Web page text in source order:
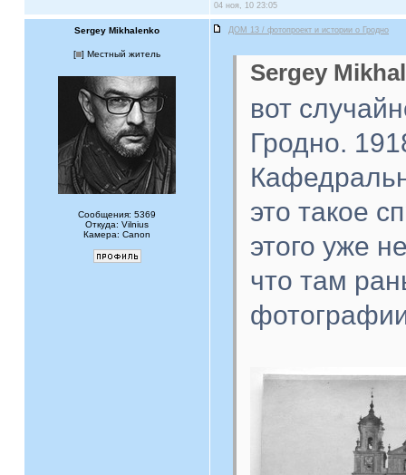
04 ноя, 10 23:05
Sergey Mikhalenko ДОМ 13 / фотопроект и истории о Гродно
[ ] Местный житель
Сообщения: 5369
Откуда: Vilnius
Камера: Canon
Sergey
вот
Гродно.
это такое
этого уже
что там